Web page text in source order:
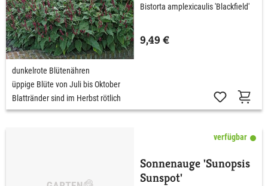
Bistorta amplexicaulis 'Blackfield'
9,49 €
dunkelrote Blütenähren
üppige Blüte von Juli bis Oktober
Blattränder sind im Herbst rötlich
verfügbar
Sonnenauge 'Sunopsis
Sunspot'